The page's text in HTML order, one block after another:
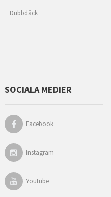
Dubbdäck
SOCIALA MEDIER
Facebook
Instagram
Youtube